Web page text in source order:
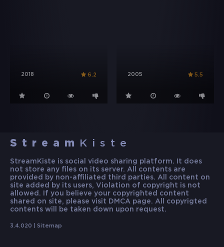
2018 6.2 2005 5.5
Stream Kiste
StreamKiste is social video sharing platform. It does
not store any files on its server. All contents are
provided by non-affiliated third parties. All content on
site added by its users, Violation of copyright is not
allowed. If you believe your copyrighted content
shared on site, please visit DMCA page. All copyrigted
contents will be taken down upon request.
3.4.020 | Sitemap